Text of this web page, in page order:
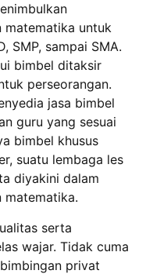
matematika untuk
SMP, sampai SMA.
bimbel ditaksir
perseorangan.
jasa bimbel
guru yang sesuai
bimbel khusus
suatu lembaga les
diyakini dalam
matematika.
serta
wajar. Tidak cuma
privat